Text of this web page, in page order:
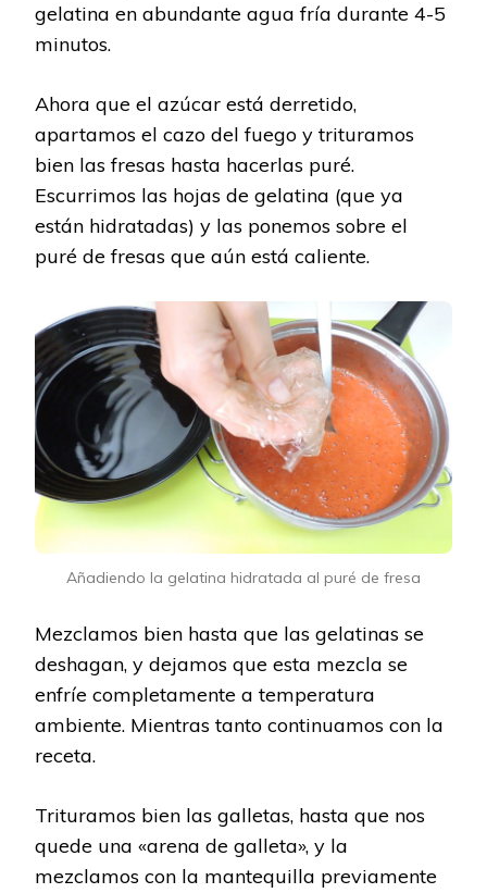
gelatina en abundante agua fría durante 4-5
minutos.
Ahora que el azúcar está derretido,
apartamos el cazo del fuego y trituramos
bien las fresas hasta hacerlas puré.
Escurrimos las hojas de gelatina (que ya
están hidratadas) y las ponemos sobre el
puré de fresas que aún está caliente.
Añadiendo la gelatina hidratada al puré de fresa
Mezclamos bien hasta que las gelatinas se
deshagan, y dejamos que esta mezcla se
enfríe completamente a temperatura
ambiente. Mientras tanto continuamos con la
receta.
Trituramos bien las galletas, hasta que nos
quede una «arena de galleta», y la
mezclamos con la mantequilla previamente